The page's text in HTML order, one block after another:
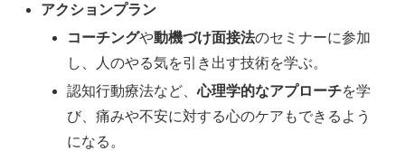
アクションプラン
コーチングや動機づけ面接法のセミナーに参加
し、人のやる気を引き出す技術を学ぶ。
認知行動療法など、心理学的なアプローチを学
び、痛みや不安に対する心のケアもできるよう
になる。